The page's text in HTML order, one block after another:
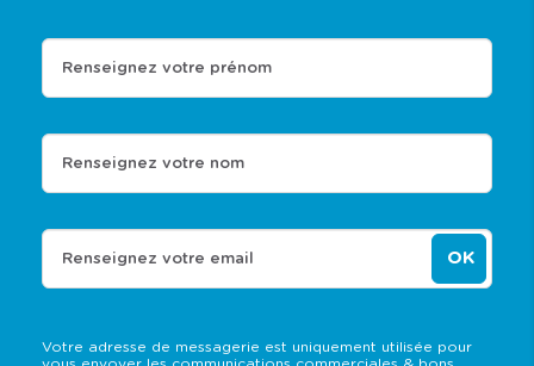
Votre adresse de messagerie est uniquement utilisée pour
Renseignez votre prénom
Renseignez votre nom
Renseignez votre email OK